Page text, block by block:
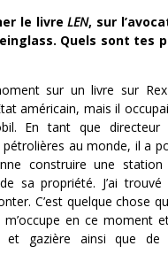
le livreLEN, sur
Quels sont tes
sur un livre sur Rex
américain, mais il
En tant que directeur
pétrolières au monde, il a
construire une
sa propriété. J’ai trouvé
C’est quelque chose
en ce moment
et gazière ainsi que de